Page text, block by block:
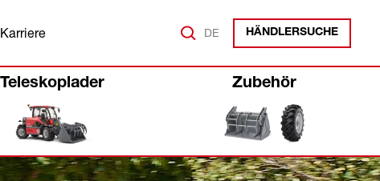
Karriere DE HÄNDLERSUCHE
Teleskoplader Zubehör